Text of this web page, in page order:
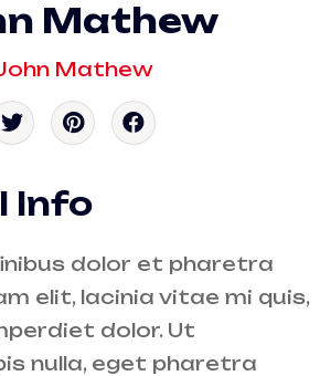
Mathew
Mathew
Info
dolor et pharetra
elit, lacinia vitae mi quis,
dolor. Ut
nulla, eget pharetra